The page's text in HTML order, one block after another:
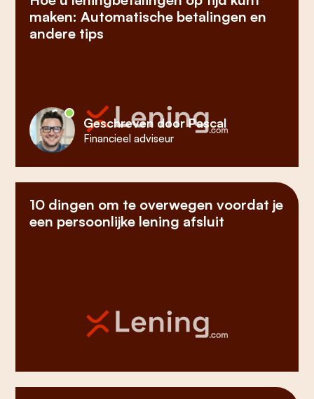
maken: Automatische betalingen en
andere tips
Geschreven door Pascal
Financieel adviseur
10 dingen om te overwegen voordat je
een persoonlijke lening afsluit